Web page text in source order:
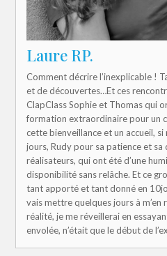
Laure RP.
Comment décrire l’inexplicable !
et de découvertes…Et ces
ClapClass Sophie et Thomas qui
formation extraordinaire pour un
cette bienveillance et un accueil,
jours, Rudy pour sa patience et sa
réalisateurs, qui ont été d’une
disponibilité sans relâche. Et ce
tant apporté et tant donné en
vais mettre quelques jours à
réalité, je me réveillerai en
envolée, n’était que le début de